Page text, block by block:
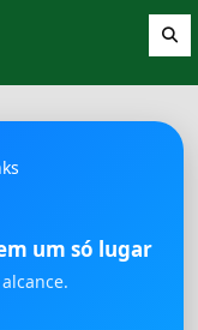
um só lugar